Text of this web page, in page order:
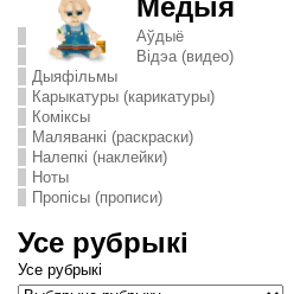
Медыя
Аўдыё
Відэа (видео)
Дыяфільмы
Карыкатуры (карикатуры)
Комiксы
Маляванкі (раскраски)
Налепкі (наклейки)
Ноты
Пропісы (прописи)
Усе рубрыкі
Усе рубрыкі